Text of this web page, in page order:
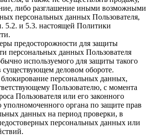
либо разглашение иными возможными
персональных данных Пользователя,
5.2. и 5.3. настоящей Политики
предосторожности для защиты
персональных данных Пользователя
используемого для защиты такого
деловом обороте.
персональных данных,
Пользователю, с момента
Пользователя или его законного
уполномоченного органа по защите прав
данных на период проверки, в
персональных данных или